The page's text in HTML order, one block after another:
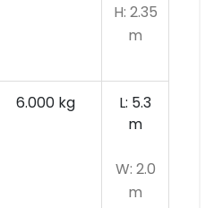
H: 2.35
m
6.000 kg
L: 5.3
m
W: 2.0
m